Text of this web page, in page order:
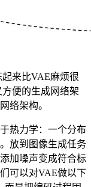
来比VAE麻烦很
便的生成网络架
络架构。
热力学：一个分布
放到图像生成任务
加噪声变成符合标
可以对VAE做以下